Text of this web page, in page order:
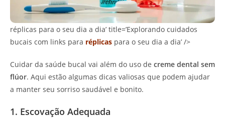
réplicas para o seu dia a dia’ title=’Explorando cuidados
bucais com links para réplicas para o seu dia a dia’ />
Cuidar da saúde bucal vai além do uso de creme dental sem
flúor. Aqui estão algumas dicas valiosas que podem ajudar
a manter seu sorriso saudável e bonito.
1. Escovação Adequada